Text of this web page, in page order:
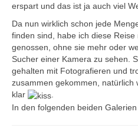
erspart und das ist ja auch viel
Da nun wirklich schon jede
finden sind, habe ich diese
genossen, ohne sie mehr oder
Sucher einer Kamera zu sehen.
gehalten mit Fotografieren und
zusammen gekommen, natürlich
klar
.
In den folgenden beiden